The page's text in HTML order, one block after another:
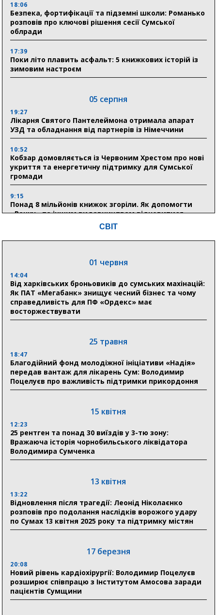
18:06
Безпека, фортифікації та підземні школи: Романько
розповів про ключові рішення сесії Сумської
облради
17:39
Поки літо плавить асфальт: 5 книжкових історій із
зимовим настроєм
05 серпня
19:27
Лікарня Святого Пантелеймона отримала апарат
УЗД та обладнання від партнерів із Німеччини
10:52
Кобзар домовляється із Червоним Хрестом про нові
укриття та енергетичну підтримку для Сумської
громади
9:15
Понад 8 мільйонів книжок згоріли. Як допомогти
«Ранку» та іншим видавництвам відновитися
04 серпня
Пенсійний фонд Сумщини спрямував 0,2 млрд грн
на пенсії, страхові виплати та підтримку
прифронтових громад
прифронтової Сумщини: перша група оздоровилася
в Австрії
18:30
Ніколаєнко: у Сумах погодили 115 компенсацій на
відновлення житла майже на 6,6 млн грн
21:01
До 19 400 гривень на паливо: Пенсійний фонд
Сумщини пояснив, як отримати допомогу на зиму
«Укрексімбанк» припиняє виплату пенсій: у
людям
11:00
Артем Кобзар вручив родинам 20 полеглих Героїв
19:38
Сумська клінічна лікарня Святого Пантелеймона
здобула головну відзнаку в медичній сфері України
СВІТ
01 червня
14:04
Від харківських броньовиків до сумських махінацій:
Як ПАТ «Мегабанк» знищує чесний бізнес та чому
справедливість для ПФ «Ордекс» має
восторжествувати
25 травня
18:47
Благодійний фонд молодіжної ініціативи «Надія»
передав вантаж для лікарень Сум: Володимир
Поцелуєв про важливість підтримки прикордоння
15 квітня
12:23
25 рентген та понад 30 виїздів у 3-тю зону:
Вражаюча історія чорнобильського ліквідатора
Володимира Сумченка
13 квітня
13:22
Відновлення після трагедії: Леонід Ніколаєнко
розповів про подолання наслідків ворожого удару
по Сумах 13 квітня 2025 року та підтримку містян
17 березня
20:08
Новий рівень кардіохірургії: Володимир Поцелуєв
розширює співпрацю з Інститутом Амосова заради
пацієнтів Сумщини